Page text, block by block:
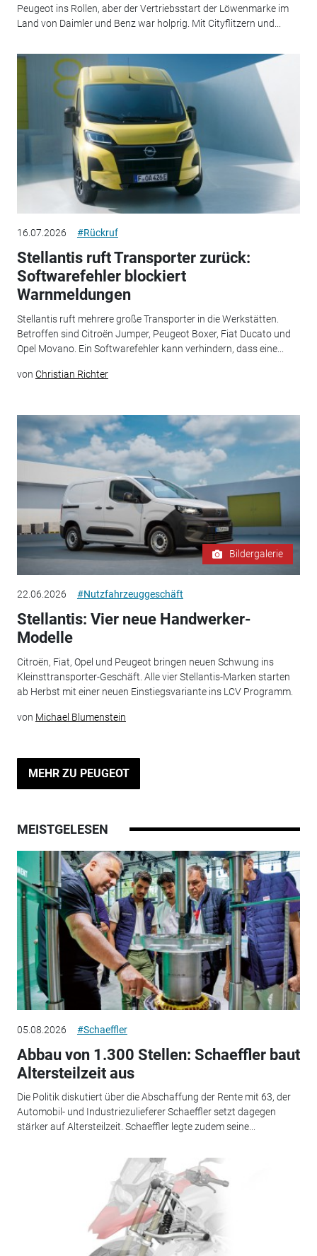
Peugeot ins Rollen, aber der Vertriebsstart der Löwenmarke im
Land von Daimler und Benz war holprig. Mit Cityflitzern und...
16.07.2026 #Rückruf
Stellantis ruft Transporter zurück:
Softwarefehler blockiert
Warnmeldungen
Stellantis ruft mehrere große Transporter in die Werkstätten.
Betroffen sind Citroën Jumper, Peugeot Boxer, Fiat Ducato und
Opel Movano. Ein Softwarefehler kann verhindern, dass eine...
von Christian Richter
Bildergalerie
22.06.2026 #Nutzfahrzeuggeschäft
Stellantis: Vier neue Handwerker-
Modelle
Citroën, Fiat, Opel und Peugeot bringen neuen Schwung ins
Kleinsttransporter-Geschäft. Alle vier Stellantis-Marken starten
ab Herbst mit einer neuen Einstiegsvariante ins LCV Programm.
von Michael Blumenstein
MEHR ZU PEUGEOT
MEISTGELESEN
05.08.2026 #Schaeffler
Abbau von 1.300 Stellen: Schaeffler baut
Altersteilzeit aus
Die Politik diskutiert über die Abschaffung der Rente mit 63, der
Automobil- und Industriezulieferer Schaeffler setzt dagegen
stärker auf Altersteilzeit. Schaeffler legte zudem seine...